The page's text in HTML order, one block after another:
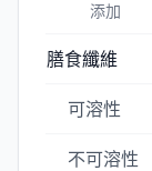
添加
膳食纖維
可溶性
不可溶性